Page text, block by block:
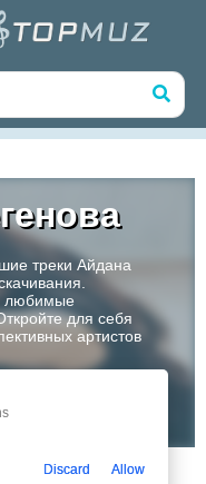
треки Айдана
любимые
для себя
артистов
Discard Allow